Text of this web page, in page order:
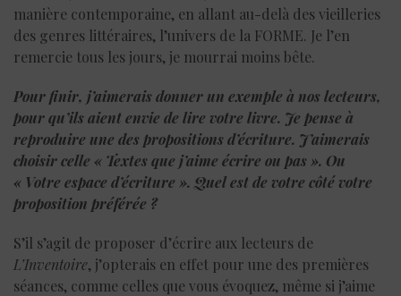
manière contemporaine, en allant au-delà des vieilleries
des genres littéraires, l’univers de la FORME. Je l’en
remercie tous les jours, je mourrai moins bête.
Pour finir, j’aimerais donner un exemple à nos lecteurs,
pour qu’ils aient envie de lire votre livre. Je pense à
reproduire une des propositions d’écriture. J’aimerais
choisir celle « Textes que j’aime écrire ou pas ». Ou
« Votre espace d’écriture ». Quel est de votre côté votre
proposition préférée ?
S’il s’agit de proposer d’écrire aux lecteurs de
L’Inventoire, j’opterais en effet pour une des premières
séances, comme celles que vous évoquez, même si j’aime